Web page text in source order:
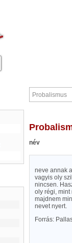
név
neve annak
vagyis oly
nincsen.
oly régi, mint
majdnem
nevet nyert.
Forrás: